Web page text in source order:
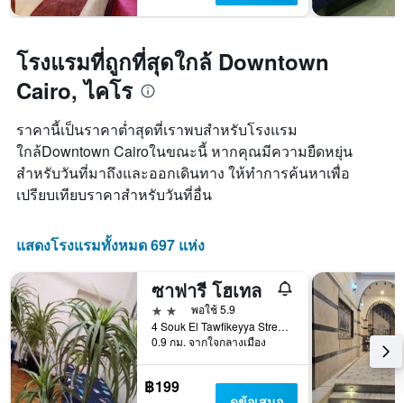
โรงแรมที่ถูกที่สุดใกล้ Downtown
Cairo, ไคโร
ราคานี้เป็นราคาต่ำสุดที่เราพบสำหรับโรงแรม
ใกล้Downtown Cairoในขณะนี้ หากคุณมีความยืดหยุ่น
สำหรับวันที่มาถึงและออกเดินทาง ให้ทำการค้นหาเพื่อ
เปรียบเทียบราคาสำหรับวันที่อื่น
แสดงโรงแรมทั้งหมด 697 แห่ง
ซาฟารี โฮเทล
2 ดาว
พอใช้ 5.9
4 Souk El Tawfikeyya Street, Cairo, ไคโร, อียิปต์
0.9 กม. จากใจกลางเมือง
฿199